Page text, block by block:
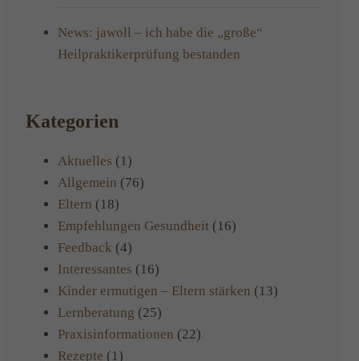
News: jawoll – ich habe die „große“
Heilpraktikerprüfung bestanden
Kategorien
Aktuelles (1)
Allgemein (76)
Eltern (18)
Empfehlungen Gesundheit (16)
Feedback (4)
Interessantes (16)
Kinder ermutigen – Eltern stärken (13)
Lernberatung (25)
Praxisinformationen (22)
Rezepte (1)